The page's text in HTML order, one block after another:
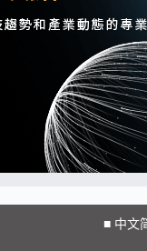
■ 中文